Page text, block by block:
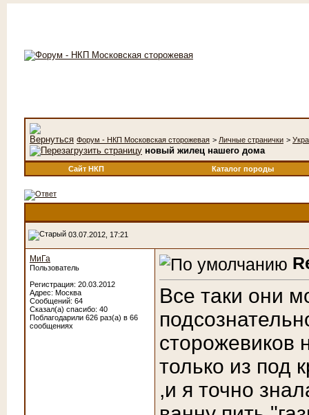
Форум - НКП Московская сторожевая > Личные странички >
новый жилец нашего дома
Сайт НКП Каталог породы
03.07.2012, 17:21
МиГа
Пользователь
Регистрация: 20.03.2012
Адрес: Москва
Сообщений: 64
Сказал(а) спасибо: 40
Поблагодарили 626 раз(а) в 66
сообщениях
Все таки они
сторожевиков
только из под
,и я точно